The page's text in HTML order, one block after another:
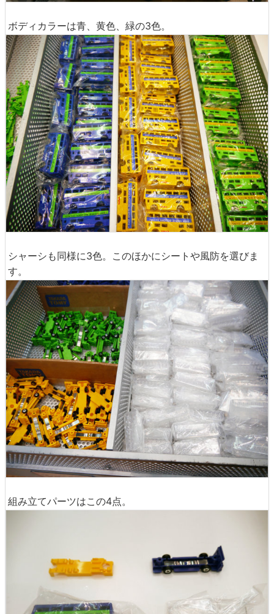
ボディカラーは青、黄色、緑の3色。
シャーシも同様に3色。このほかにシートや風防を選びま
す。
組み立てパーツはこの4点。